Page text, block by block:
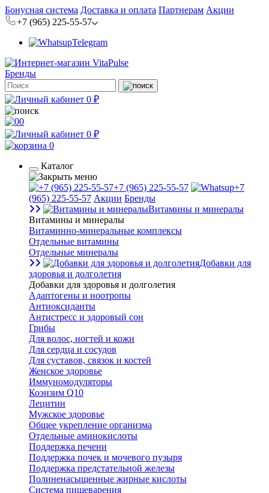
Бонусная система Доставка и оплата Партнерам Акции
+7 (965) 225-55-57
Telegram
Бренды
0 ₽
0
0 ₽
0
Каталог
+7 (965) 225-55-57
+7
(965) 225-55-57 Акции Бренды
Витамины и минералы
Витамины и минералы
Витаминно-минеральные комплексы
Отдельные витамины
Отдельные минералы
Добавки для
здоровья и долголетия
Добавки для здоровья и долголетия
Адаптогены и ноотропы
Антиоксиданты
Антистресс и здоровый сон
Грибы
Для волос, ногтей и кожи
Для сердца и сосудов
Для суставов, связок и костей
Женское здоровье
Иммуномодуляторы
Коэнзим Q10
Лецитин
Мужское здоровье
Общее укрепление организма
Отдельные аминокислоты
Поддержка печени
Поддержка почек и мочевого пузыря
Поддержка предстательной железы
Полиненасыщенные жирные кислоты
Система пищеварения